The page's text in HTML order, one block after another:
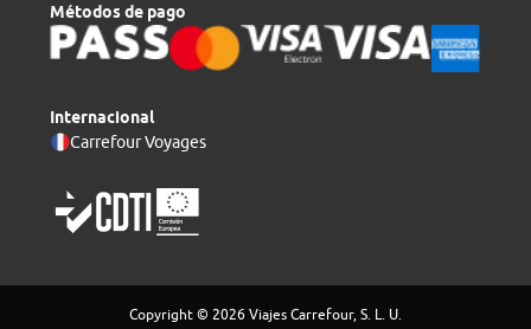
Métodos de pago
Internacional
Carrefour Voyages
Copyright © 2026 Viajes Carrefour, S. L. U.